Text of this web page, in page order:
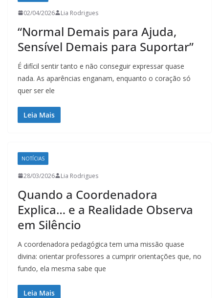
02/04/2026 Lia Rodrigues
“Normal Demais para Ajuda,
Sensível Demais para Suportar”
É difícil sentir tanto e não conseguir expressar quase
nada. As aparências enganam, enquanto o coração só
quer ser ele
Leia Mais
NOTÍCIAS
28/03/2026 Lia Rodrigues
Quando a Coordenadora
Explica… e a Realidade Observa
em Silêncio
A coordenadora pedagógica tem uma missão quase
divina: orientar professores a cumprir orientações que, no
fundo, ela mesma sabe que
Leia Mais